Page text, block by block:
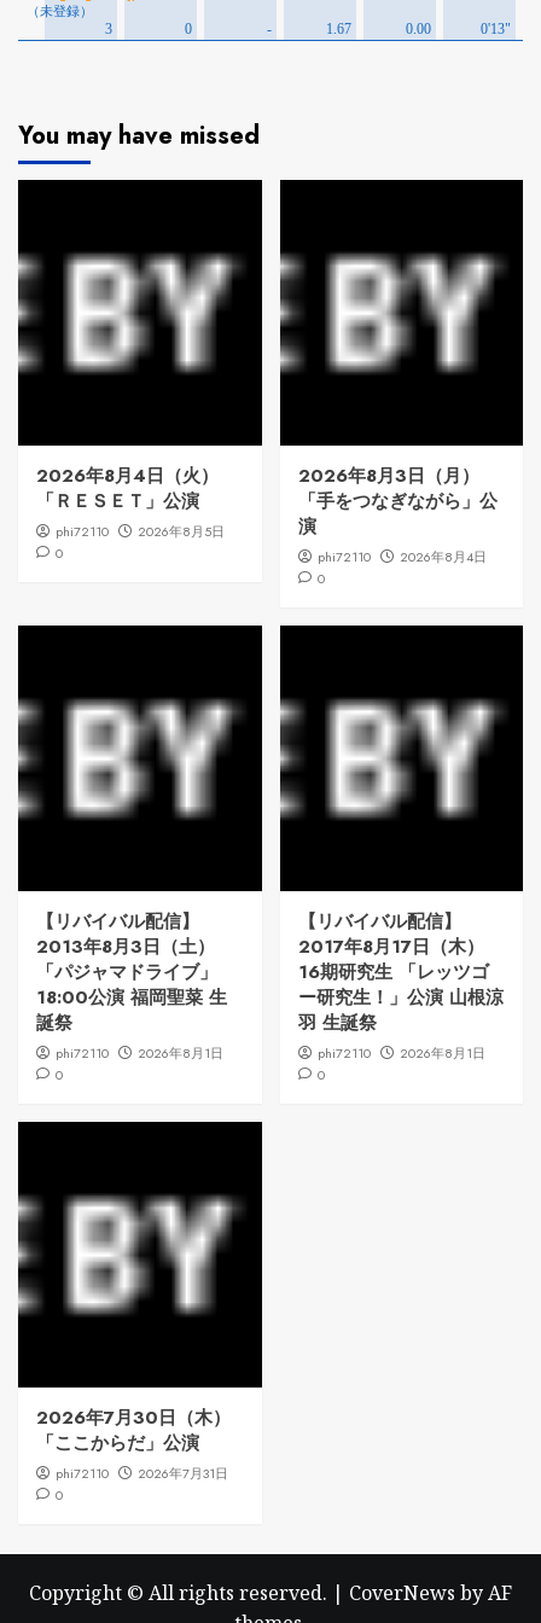
You may have missed
2026年8月4日（火）
「ＲＥＳＥＴ」公演
phi72110
2026年8月5日
0
2026年8月3日（月）
「手をつなぎながら」公
演
phi72110
2026年8月4日
0
【リバイバル配信】
2013年8月3日（土）
「パジャマドライブ」
18:00公演 福岡聖菜 生
誕祭
phi72110
2026年8月1日
0
【リバイバル配信】
2017年8月17日（木）
16期研究生 「レッツゴ
ー研究生！」公演 山根涼
羽 生誕祭
phi72110
2026年8月1日
0
2026年7月30日（木）
「ここからだ」公演
phi72110
2026年7月31日
0
Copyright © All rights reserved. | CoverNews by AF